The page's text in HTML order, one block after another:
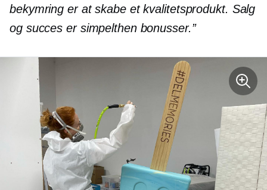
bekymring er at skabe et kvalitetsprodukt. Salg
og succes er simpelthen bonusser.”